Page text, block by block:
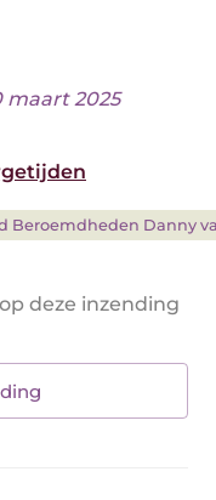
maart 2025
Beroemdheden Danny
deze inzending